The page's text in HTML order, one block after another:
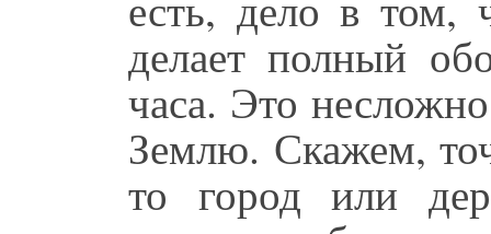
делает полный
часа. Это
Землю. Скажем,
то город или